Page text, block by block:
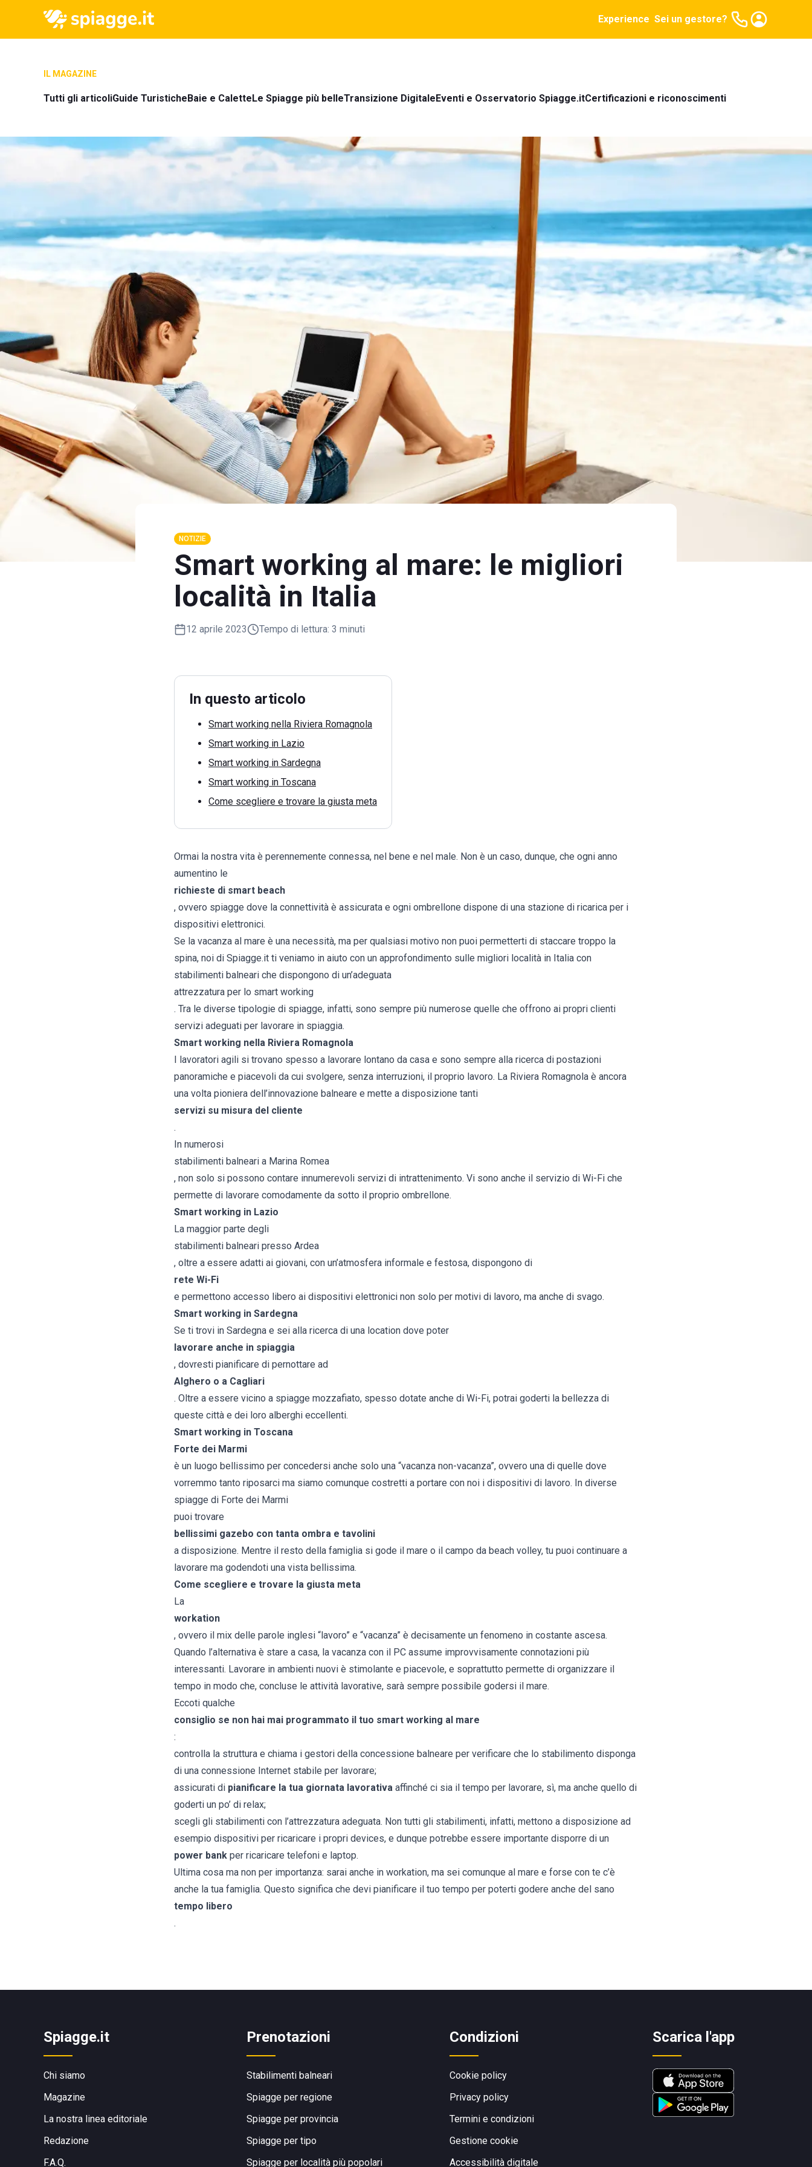
Experience Sei un gestore?
IL MAGAZINE
Tutti gli articoliGuide TuristicheBaie e CaletteLe Spiagge più belleTransizione DigitaleEventi e Osservatorio Spiagge.itCertificazioni e riconoscimenti
NOTIZIE
Smart working al mare: le migliori
località in Italia
12 aprile 2023 Tempo di lettura: 3 minuti
In questo articolo
Smart working nella Riviera Romagnola
Smart working in Lazio
Smart working in Sardegna
Smart working in Toscana
Come scegliere e trovare la giusta meta
Ormai la nostra vita è perennemente connessa, nel bene e nel male. Non è un caso, dunque, che ogni anno
aumentino le
richieste di smart beach
, ovvero spiagge dove la connettività è assicurata e ogni ombrellone dispone di una stazione di ricarica per i
dispositivi elettronici.
Se la vacanza al mare è una necessità, ma per qualsiasi motivo non puoi permetterti di staccare troppo la
spina, noi di Spiagge.it ti veniamo in aiuto con un approfondimento sulle migliori località in Italia con
stabilimenti balneari che dispongono di un’adeguata
attrezzatura per lo smart working
. Tra le diverse tipologie di spiagge, infatti, sono sempre più numerose quelle che offrono ai propri clienti
servizi adeguati per lavorare in spiaggia.
Smart working nella Riviera Romagnola
I lavoratori agili si trovano spesso a lavorare lontano da casa e sono sempre alla ricerca di postazioni
panoramiche e piacevoli da cui svolgere, senza interruzioni, il proprio lavoro. La Riviera Romagnola è ancora
una volta pioniera dell’innovazione balneare e mette a disposizione tanti
servizi su misura del cliente
.
In numerosi
stabilimenti balneari a Marina Romea
, non solo si possono contare innumerevoli servizi di intrattenimento. Vi sono anche il servizio di Wi-Fi che
permette di lavorare comodamente da sotto il proprio ombrellone.
Smart working in Lazio
La maggior parte degli
stabilimenti balneari presso Ardea
, oltre a essere adatti ai giovani, con un’atmosfera informale e festosa, dispongono di
rete Wi-Fi
e permettono accesso libero ai dispositivi elettronici non solo per motivi di lavoro, ma anche di svago.
Smart working in Sardegna
Se ti trovi in Sardegna e sei alla ricerca di una location dove poter
lavorare anche in spiaggia
, dovresti pianificare di pernottare ad
Alghero o a Cagliari
. Oltre a essere vicino a spiagge mozzafiato, spesso dotate anche di Wi-Fi, potrai goderti la bellezza di
queste città e dei loro alberghi eccellenti.
Smart working in Toscana
Forte dei Marmi
è un luogo bellissimo per concedersi anche solo una “vacanza non-vacanza”, ovvero una di quelle dove
vorremmo tanto riposarci ma siamo comunque costretti a portare con noi i dispositivi di lavoro. In diverse
spiagge di Forte dei Marmi
puoi trovare
bellissimi gazebo con tanta ombra e tavolini
a disposizione. Mentre il resto della famiglia si gode il mare o il campo da beach volley, tu puoi continuare a
lavorare ma godendoti una vista bellissima.
Come scegliere e trovare la giusta meta
La
workation
, ovvero il mix delle parole inglesi “lavoro” e “vacanza” è decisamente un fenomeno in costante ascesa.
Quando l’alternativa è stare a casa, la vacanza con il PC assume improvvisamente connotazioni più
interessanti. Lavorare in ambienti nuovi è stimolante e piacevole, e soprattutto permette di organizzare il
tempo in modo che, concluse le attività lavorative, sarà sempre possibile godersi il mare.
Eccoti qualche
consiglio se non hai mai programmato il tuo smart working al mare
:
controlla la struttura e chiama i gestori della concessione balneare per verificare che lo stabilimento disponga
di una connessione Internet stabile per lavorare;
assicurati di pianificare la tua giornata lavorativa affinché ci sia il tempo per lavorare, sì, ma anche quello di
goderti un po’ di relax;
scegli gli stabilimenti con l’attrezzatura adeguata. Non tutti gli stabilimenti, infatti, mettono a disposizione ad
esempio dispositivi per ricaricare i propri devices, e dunque potrebbe essere importante disporre di un
power bank per ricaricare telefoni e laptop.
Ultima cosa ma non per importanza: sarai anche in workation, ma sei comunque al mare e forse con te c’è
anche la tua famiglia. Questo significa che devi pianificare il tuo tempo per poterti godere anche del sano
tempo libero
.
Spiagge.it
Chi siamo
Magazine
La nostra linea editoriale
Redazione
F.A.Q.
Prenotazioni
Stabilimenti balneari
Spiagge per regione
Spiagge per provincia
Spiagge per tipo
Spiagge per località più popolari
Condizioni
Cookie policy
Privacy policy
Termini e condizioni
Gestione cookie
Accessibilità digitale
Scarica l'app